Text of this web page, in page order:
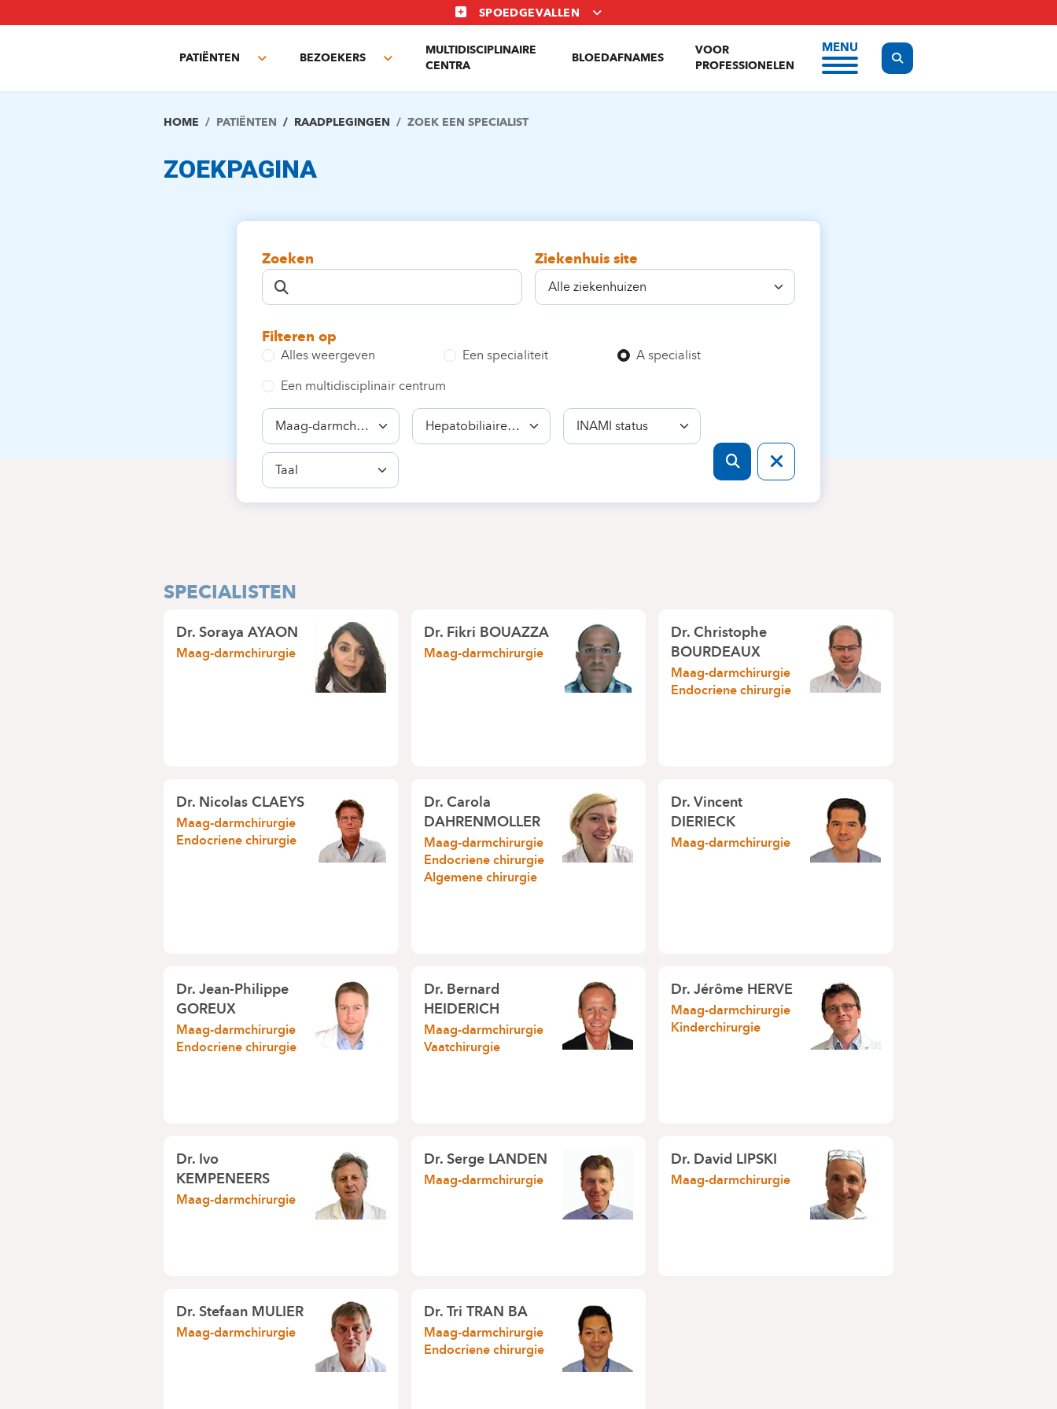
en
gaan
SPOEDGEVALLEN
PATIËNTEN
Toggle
BEZOEKERS
Toggle
MULTIDISCIPLINAIRE
CENTRA
BLOEDAFNAMES
VOOR
PROFESSIONELEN
MENU
Display the search form
HOME PATIËNTEN RAADPLEGINGEN ZOEK EEN SPECIALIST
ZOEKPAGINA
Zoeken Ziekenhuis site
Filteren op
Alles weergeven Een specialiteit A specialist
Een multidisciplinair centrum
Specialiteit Bekwaamheid
INAMI
status
Taal
SPECIALISTEN
Dr.Soraya AYAON
Maag-darmchirurgie
Dr.Fikri BOUAZZA
Maag-darmchirurgie
Dr.Christophe
BOURDEAUX
Maag-darmchirurgie
Endocriene chirurgie
Dr.Nicolas CLAEYS
Maag-darmchirurgie
Endocriene chirurgie
Dr.Carola
DAHRENMOLLER
Maag-darmchirurgie
Endocriene chirurgie
Algemene chirurgie
Dr.Vincent
DIERIECK
Maag-darmchirurgie
Dr.Jean-Philippe
GOREUX
Maag-darmchirurgie
Endocriene chirurgie
Dr.Bernard
HEIDERICH
Maag-darmchirurgie
Vaatchirurgie
Dr.Jérôme HERVE
Maag-darmchirurgie
Kinderchirurgie
Dr.Ivo
KEMPENEERS
Maag-darmchirurgie
Dr.Serge LANDEN
Maag-darmchirurgie
Dr.David LIPSKI
Maag-darmchirurgie
Dr.Stefaan MULIER
Maag-darmchirurgie
Dr.Tri TRAN BA
Maag-darmchirurgie
Endocriene chirurgie